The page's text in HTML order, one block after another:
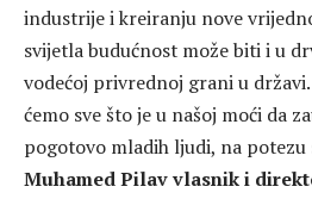
industrije i kreiranju nove
svijetla budućnost može biti i u
vodećoj privrednoj grani u
ćemo sve što je u našoj moći da
pogotovo mladih ljudi, na potezu
Muhamed Pilav vlasnik i